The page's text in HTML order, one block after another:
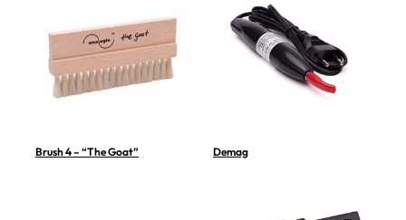
Brush 4 – “The Goat” Demag